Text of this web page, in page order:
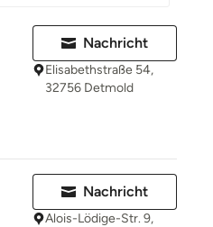
Nachricht
Elisabethstraße 54,
32756 Detmold
Nachricht
Alois-Lödige-Str. 9,